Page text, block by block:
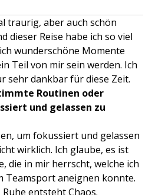
traurig, aber auch schön
dieser Reise habe ich so viel
wunderschöne Momente
Teil von mir sein werden. Ich
sehr dankbar für diese Zeit.
Routinen oder
und gelassen zu
um fokussiert und gelassen
wirklich. Ich glaube, es ist
die in mir herrscht, welche ich
Teamsport aneignen konnte.
entsteht Chaos.